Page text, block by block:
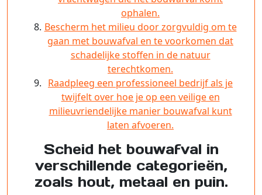
ophalen.
Bescherm het milieu door zorgvuldig om te
gaan met bouwafval en te voorkomen dat
schadelijke stoffen in de natuur
terechtkomen.
Raadpleeg een professioneel bedrijf als je
twijfelt over hoe je op een veilige en
milieuvriendelijke manier bouwafval kunt
laten afvoeren.
Scheid het bouwafval in
verschillende categorieën,
zoals hout, metaal en puin.